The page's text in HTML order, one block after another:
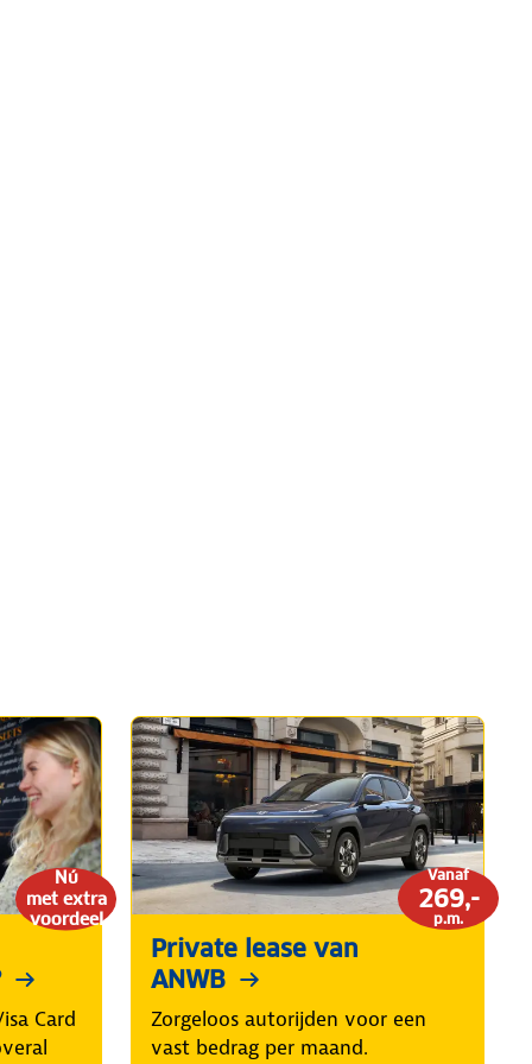
Nú
met extra
voordeel
Card
Vanaf
269,-
p.m.
Private lease van
ANWB
Zorgeloos autorijden voor een
vast bedrag per maand.